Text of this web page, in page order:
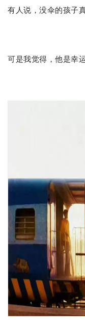
有人说，没伞的孩子
可是我觉得，他是幸